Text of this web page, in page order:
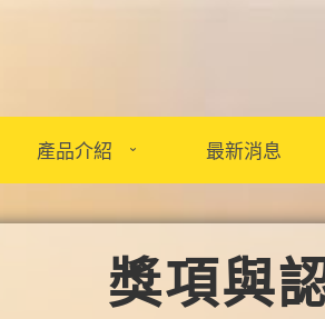
產品介紹 最新消息
獎項與